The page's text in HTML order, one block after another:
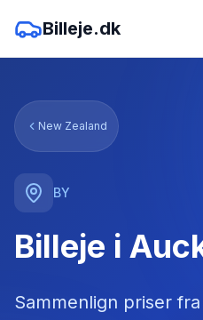
Billeje.dk
New Zealand
BY
Billeje i
Sammenlign priser